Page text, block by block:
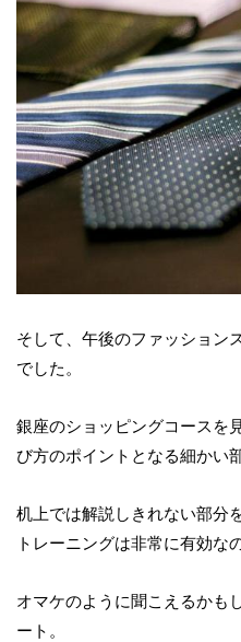
そして、午後のファッション
でした。
銀座のショッピングコースを
び方のポイントとなる細かい
机上では解説しきれない部分
トレーニングは非常に有効な
オマケのように聞こえるかも
ート。